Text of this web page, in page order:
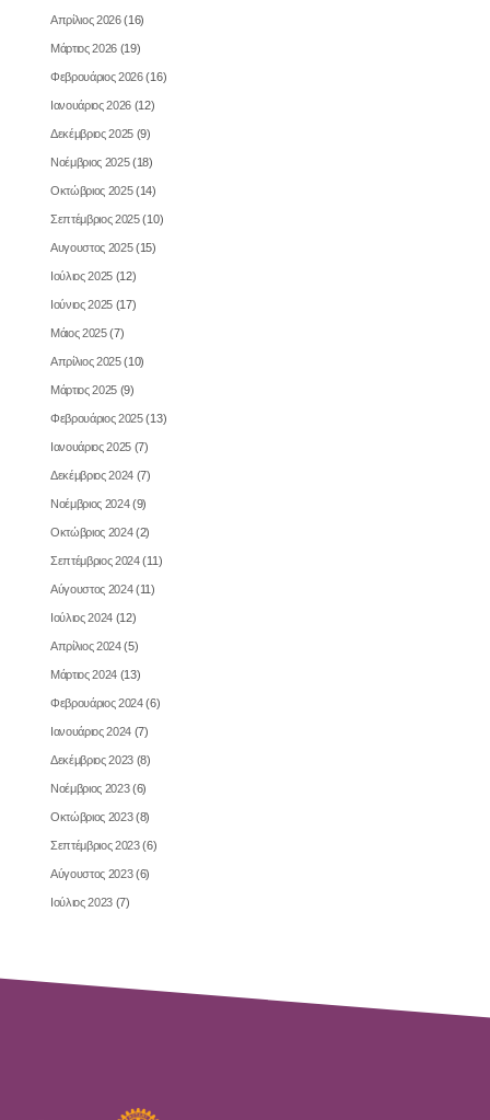
Απρίλιος 2026(16)
Μάρτιος 2026 (19)
Φεβρουάριος 2026(16)
Ιανουάριος 2026 (12)
Δεκέμβριος 2025 (9)
Νοέμβριος 2025(18)
Οκτώβριος 2025(14)
Σεπτέμβριος 2025(10)
Αυγουστος 2025(15)
Ιούλιος 2025 (12)
Ιούνιος 2025 (17)
Μάιος 2025(7)
Απρίλιος 2025(10)
Μάρτιος 2025 (9)
Φεβρουάριος 2025(13)
Ιανουάριος 2025 (7)
Δεκέμβριος 2024 (7)
Νοέμβριος 2024(9)
Οκτώβριος 2024(2)
Σεπτέμβριος 2024(11)
Αύγουστος 2024(11)
Ιούλιος 2024 (12)
Απρίλιος 2024(5)
Μάρτιος 2024 (13)
Φεβρουάριος 2024(6)
Ιανουάριος 2024 (7)
Δεκέμβριος 2023 (8)
Νοέμβριος 2023(6)
Οκτώβριος 2023(8)
Σεπτέμβριος 2023(6)
Αύγουστος 2023(6)
Ιούλιος 2023 (7)